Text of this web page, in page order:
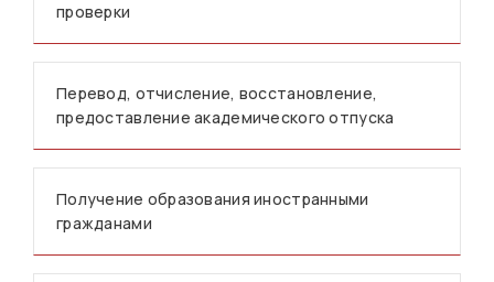
проверки
Перевод, отчисление, восстановление,
предоставление академического отпуска
Получение образования иностранными
гражданами